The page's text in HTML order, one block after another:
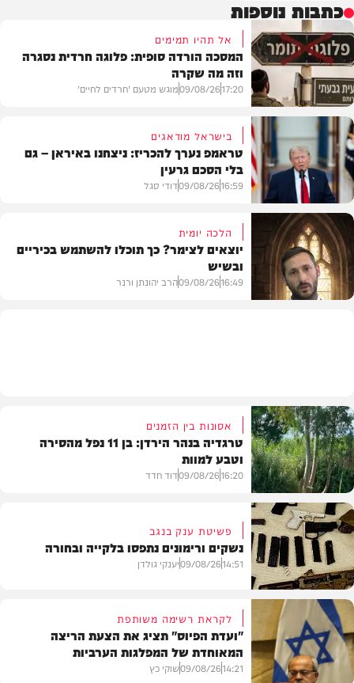
כתבות נוספות
דעות
אל תהיו תמימים
המסכה הורדה סופית: פלוגה חרדית נסגרה
וזה מה שקרה
17:20
09/08/26מוגש מטעם 'חרדים לחיים'
בעולם
בישראל מודאגים
טראמפ נערך להכריז: ניצחנו באיראן – גם
בלי הסכם גרעין
16:59
09/08/26דודי סגל
הלכה יומית
יוצאים לצימר? כך תוכלו להשתמש בכיריים
ובשיש
16:49
09/08/26הרב יהונתן ורנר
בארץ
אסונות בין הזמנים
טרגדיה בנהר הירדן: בן 11 נפל מהסירה
וטבע למוות
16:20
09/08/26דוד חדד
משטרה
פשיטת ענק בנגב
נשקים ורימונים נתפסו בלקייה ובחורה
14:51
09/08/26יענקי גולדן
לקראת רשימה משותפת
"ועדת הפיוס" תציג את הצעת הריצה
המאוחדת של המפלגות הערביות
14:21
09/08/26שוקי כץ